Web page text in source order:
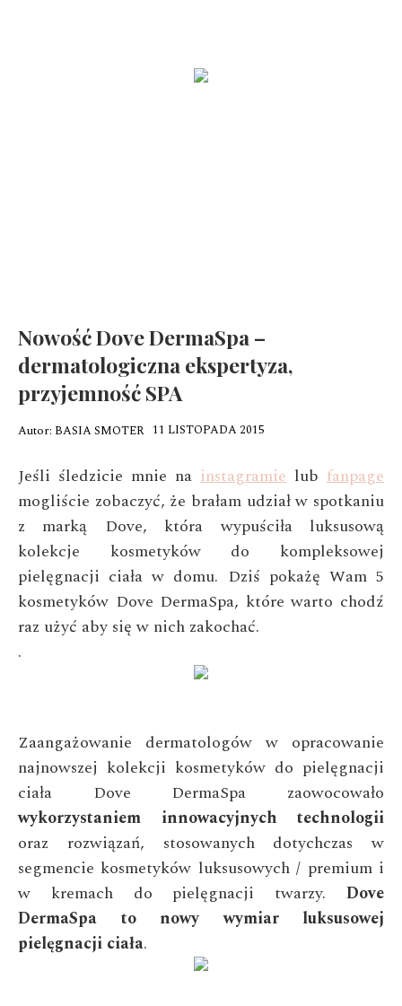
Nowość Dove DermaSpa –
dermatologiczna ekspertyza,
przyjemność SPA
Autor: BASIA SMOTER 11 LISTOPADA 2015
Jeśli śledzicie mnie na instagramie lub fanpage
mogliście zobaczyć, że brałam udział w spotkaniu
z marką Dove, która wypuściła luksusową
kolekcje kosmetyków do kompleksowej
pielęgnacji ciała w domu. Dziś pokażę Wam 5
kosmetyków Dove DermaSpa, które warto chodź
raz użyć aby się w nich zakochać.
.
Zaangażowanie dermatologów w opracowanie
najnowszej kolekcji kosmetyków do pielęgnacji
ciała Dove DermaSpa zaowocowało
wykorzystaniem innowacyjnych technologii
oraz rozwiązań, stosowanych dotychczas w
segmencie kosmetyków luksusowych / premium i
w kremach do pielęgnacji twarzy. Dove
DermaSpa to nowy wymiar luksusowej
pielęgnacji ciała.